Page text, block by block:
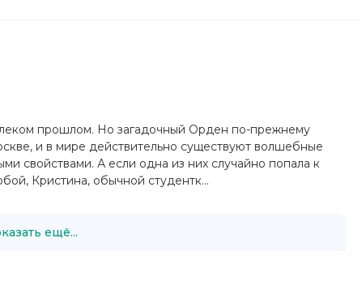
прошлом. Но загадочный Орден по-прежнему
и в мире действительно существуют волшебные
свойствами. А если одна из них случайно попала к
Кристина, обычной студентк...
ещё...